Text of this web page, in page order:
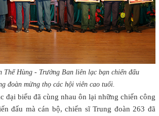
Hùng - Trưởng Ban liên lạc bạn chiến đấu
đoàn mừng thọ các hội viên cao tuổi.
đại biểu đã cùng nhau ôn lại những chiến công
đấu mà cán bộ, chiến sĩ Trung đoàn 263 đã